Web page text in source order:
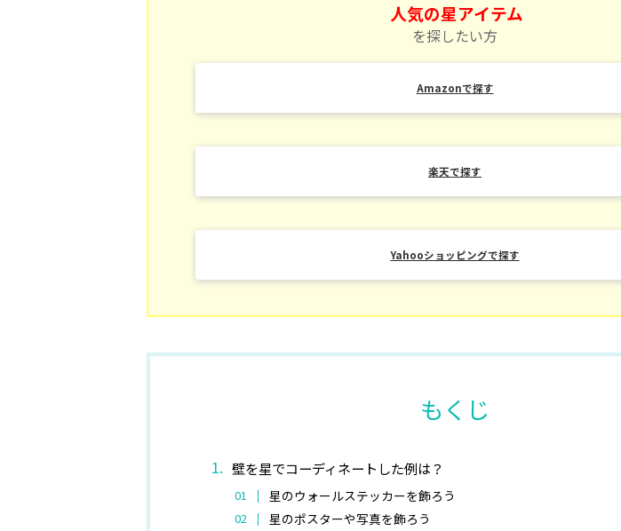
人気の星アイテム
を探したい方
Amazonで探す
楽天で探す
Yahooショッピングで探す
もくじ
壁を星でコーディネートした例は？
星のウォールステッカーを飾ろう
星のポスターや写真を飾ろう